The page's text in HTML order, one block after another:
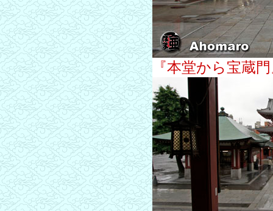
『本堂から宝蔵